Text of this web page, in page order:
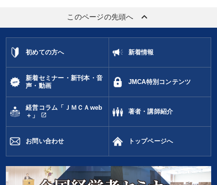
このページの先頭へ keyboard_arrow_up
初めての方へ 新着情報
新着セミナー・新刊本・音
声・動画
JMCA特別コンテンツ
経営コラム「ＪＭＣＡweb
＋」
open_in_new
著者・講師紹介
お問い合わせ トップページへ